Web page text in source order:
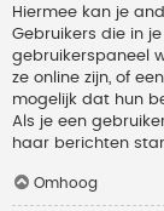
Hiermee kan je
Gebruikers die in
gebruikerspaneel
ze online zijn, of
mogelijk dat hun
Als je een
haar berichten
Omhoog